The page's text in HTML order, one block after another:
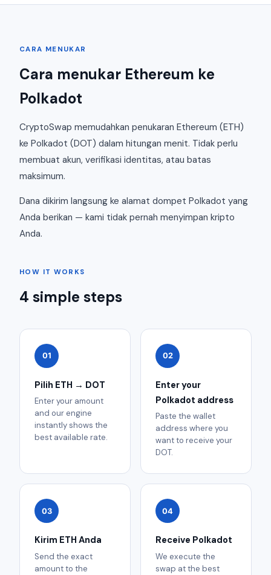
CARA MENUKAR
Cara menukar Ethereum ke
Polkadot
CryptoSwap memudahkan penukaran Ethereum (ETH)
ke Polkadot (DOT) dalam hitungan menit. Tidak perlu
membuat akun, verifikasi identitas, atau batas
maksimum.
Dana dikirim langsung ke alamat dompet Polkadot yang
Anda berikan — kami tidak pernah menyimpan kripto
Anda.
HOW IT WORKS
4 simple steps
01
Pilih ETH → DOT
Enter your amount
and our engine
instantly shows the
best available rate.
02
Enter your
Polkadot address
Paste the wallet
address where you
want to receive your
DOT.
03
Kirim ETH Anda
Send the exact
amount to the
04
Receive Polkadot
We execute the
swap at the best